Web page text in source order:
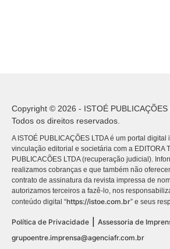
Copyright © 2026 - ISTOÉ PUBLICAÇÕES
Todos os direitos reservados.
A ISTOÉ PUBLICAÇÕES LTDA é um portal
vinculação editorial e societária com a EDITORA
PUBLICACÕES LTDA (recuperação judicial).
realizamos cobranças e que também não
contrato de assinatura da revista impressa de
autorizamos terceiros a fazê-lo, nos
conteúdo digital “https://istoe.com.br” e seus
Política de Privacidade
Assessoria de
grupoentre.imprensa@agenciafr.com.br